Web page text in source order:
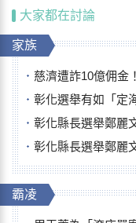
大家都在討論
家族
慈濟遭詐10億佣金！幕後
彰化選舉有如「定海
彰化縣長選舉鄭麗文提
彰化縣長選舉鄭麗文提
霸凌